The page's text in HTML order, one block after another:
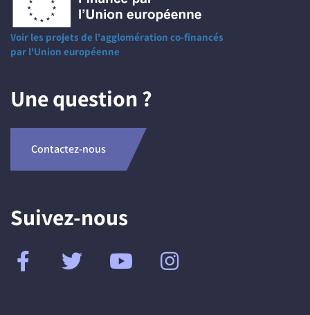
Voir les projets de l'agglomération co-financés
par l'Union européenne
Une question ?
Contactez-nous
Suivez-nous